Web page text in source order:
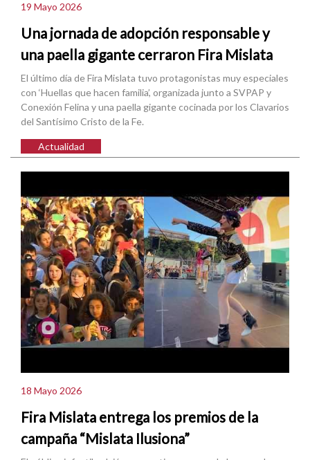
19 Mayo 2026
Una jornada de adopción responsable y
una paella gigante cerraron Fira Mislata
El último día de Fira Mislata tuvo protagonistas muy especiales
con ‘Huellas que hacen familia’, organizada junto a SVPAP y
Conexión Felina y una paella gigante cocinada por los Clavarios
del Santísimo Cristo de la Fe.
Actualidad
18 Mayo 2026
Fira Mislata entrega los premios de la
campaña “Mislata Ilusiona”